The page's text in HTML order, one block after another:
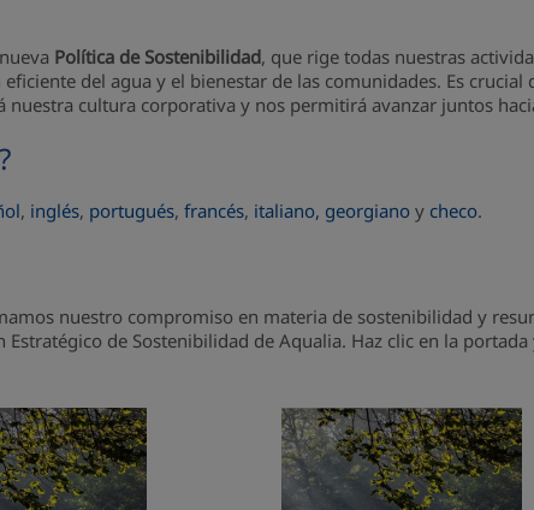
Política de Sostenibilidad, que rige todas nuestras
del agua y el bienestar de las comunidades. Es
cultura corporativa y nos permitirá avanzar juntos
, inglés, portugués, francés, italiano, georgiano y checo.
nuestro compromiso en materia de sostenibilidad y
de Sostenibilidad de Aqualia. Haz clic en la portada